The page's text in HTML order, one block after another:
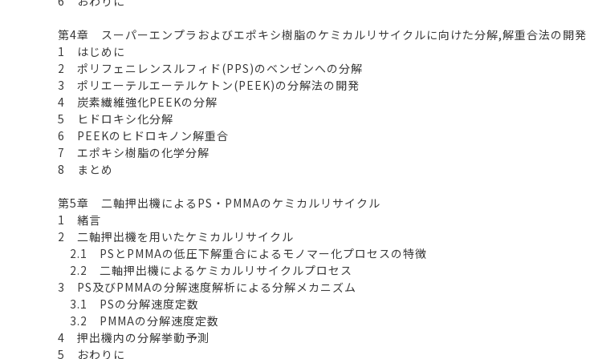
第4章 スーパーエンプラおよびエポキシ樹脂のケミカルリサイクルに向けた分解,解重合法の開発
1 はじめに
2 ポリフェニレンスルフィド(PPS)のベンゼンへの分解
3 ポリエーテルエーテルケトン(PEEK)の分解法の開発
4 炭素繊維強化PEEKの分解
5 ヒドロキシ化分解
6 PEEKのヒドロキノン解重合
7 エポキシ樹脂の化学分解
8 まとめ
第5章 二軸押出機によるPS・PMMAのケミカルリサイクル
1 緒言
2 二軸押出機を用いたケミカルリサイクル
2.1 PSとPMMAの低圧下解重合によるモノマー化プロセスの特徴
2.2 二軸押出機によるケミカルリサイクルプロセス
3 PS及びPMMAの分解速度解析による分解メカニズム
3.1 PSの分解速度定数
3.2 PMMAの分解速度定数
4 押出機内の分解挙動予測
5 おわりに